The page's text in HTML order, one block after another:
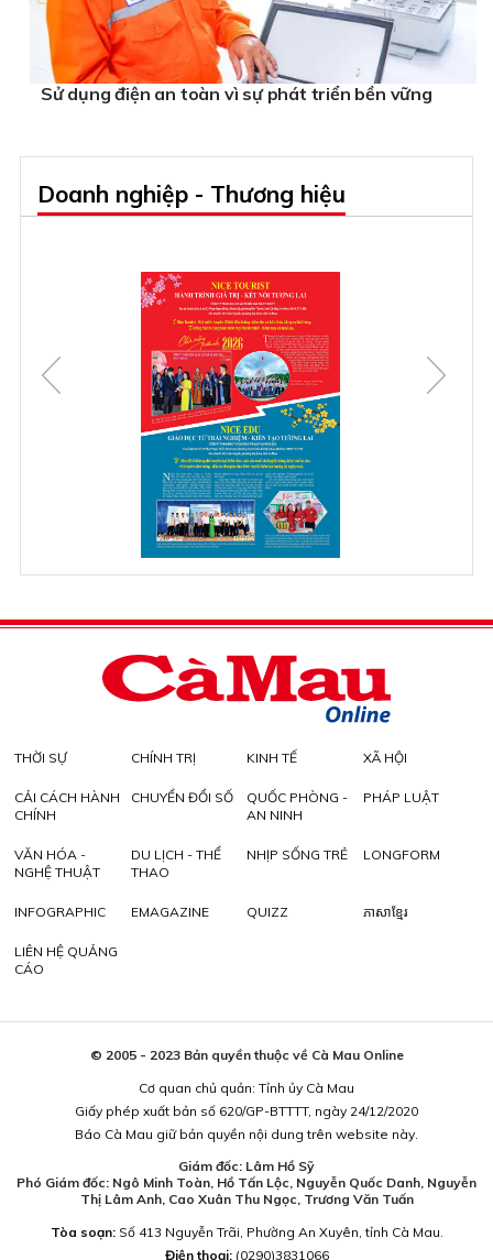
Sử dụng điện an toàn vì sự phát triển bền vững
Doanh nghiệp - Thương hiệu
THỜI SỰ CHÍNH TRỊ KINH TẾ XÃ HỘI
CẢI CÁCH HÀNH
CHÍNH
CHUYỂN ĐỔI SỐ
QUỐC PHÒNG -
AN NINH
PHÁP LUẬT
VĂN HÓA -
NGHỆ THUẬT
DU LỊCH - THỂ
THAO
NHỊP SỐNG TRẺ LONGFORM
INFOGRAPHIC EMAGAZINE QUIZZ ភាសាខ្មែរ
LIÊN HỆ QUẢNG
CÁO
© 2005 - 2023 Bản quyền thuộc về Cà Mau Online
Cơ quan chủ quản: Tỉnh ủy Cà Mau
Giấy phép xuất bản số 620/GP-BTTTT, ngày 24/12/2020
Báo Cà Mau giữ bản quyền nội dung trên website này.
Giám đốc: Lâm Hồ Sỹ
Phó Giám đốc: Ngô Minh Toàn, Hồ Tấn Lộc, Nguyễn Quốc Danh, Nguyễn
Thị Lâm Anh, Cao Xuân Thu Ngọc, Trương Văn Tuấn
Tòa soạn:Số 413 Nguyễn Trãi, Phường An Xuyên, tỉnh Cà Mau.
Điện thoại: (0290)3831066